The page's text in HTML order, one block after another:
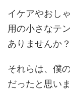
イケアやおし
用の小さなテ
ありませんか？
それらは、僕
だったと思いま